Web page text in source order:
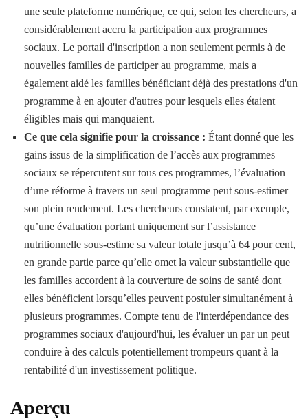
une seule plateforme numérique, ce qui, selon les chercheurs, a
considérablement accru la participation aux programmes
sociaux. Le portail d'inscription a non seulement permis à de
nouvelles familles de participer au programme, mais a
également aidé les familles bénéficiant déjà des prestations d'un
programme à en ajouter d'autres pour lesquels elles étaient
éligibles mais qui manquaient.
Ce que cela signifie pour la croissance : Étant donné que les
gains issus de la simplification de l’accès aux programmes
sociaux se répercutent sur tous ces programmes, l’évaluation
d’une réforme à travers un seul programme peut sous-estimer
son plein rendement. Les chercheurs constatent, par exemple,
qu’une évaluation portant uniquement sur l’assistance
nutritionnelle sous-estime sa valeur totale jusqu’à 64 pour cent,
en grande partie parce qu’elle omet la valeur substantielle que
les familles accordent à la couverture de soins de santé dont
elles bénéficient lorsqu’elles peuvent postuler simultanément à
plusieurs programmes. Compte tenu de l'interdépendance des
programmes sociaux d'aujourd'hui, les évaluer un par un peut
conduire à des calculs potentiellement trompeurs quant à la
rentabilité d'un investissement politique.
Aperçu